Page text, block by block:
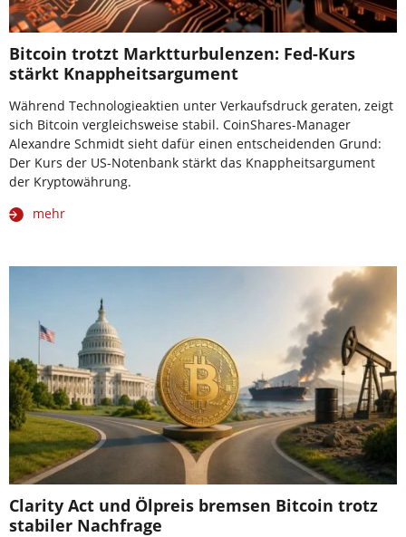
Bitcoin trotzt Marktturbulenzen: Fed-Kurs
stärkt Knappheitsargument
Während Technologieaktien unter Verkaufsdruck geraten, zeigt
sich Bitcoin vergleichsweise stabil. CoinShares-Manager
Alexandre Schmidt sieht dafür einen entscheidenden Grund:
Der Kurs der US-Notenbank stärkt das Knappheitsargument
der Kryptowährung.
mehr
Clarity Act und Ölpreis bremsen Bitcoin trotz
stabiler Nachfrage